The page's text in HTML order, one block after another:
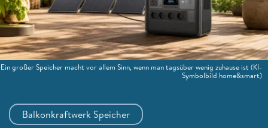
Balkonkraftwerk Speicher
Ein großer Speicher macht vor allem Sinn, wenn man tagsüber wenig zuhause ist (KI-
Symbolbild home&smart)